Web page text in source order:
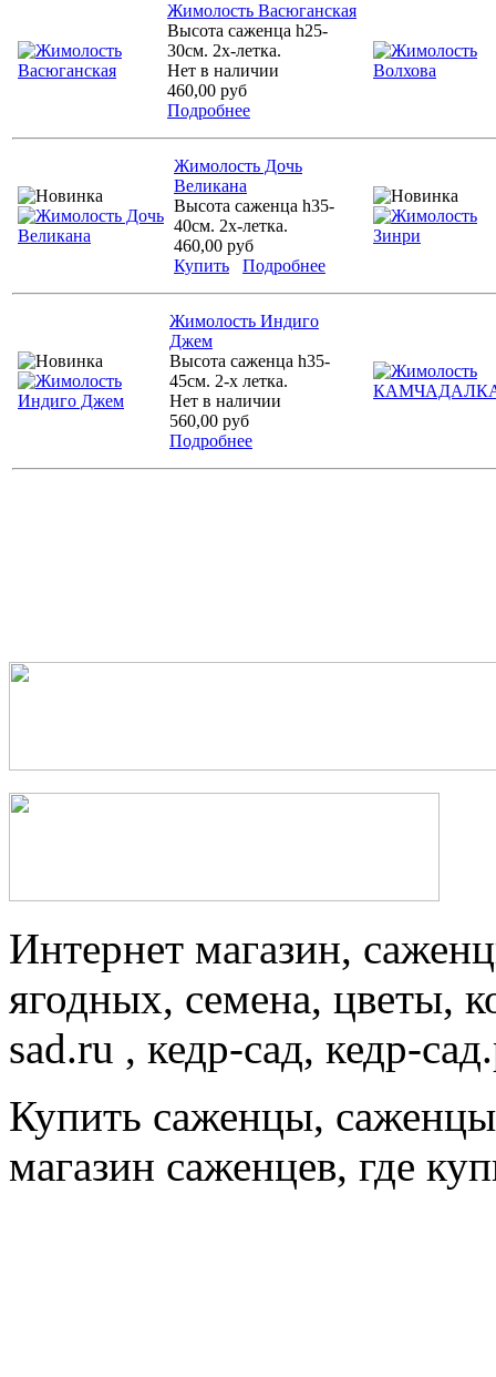
Жимолость Васюганская
Высота саженца h25-
30см. 2х-летка.
Нет в наличии
460,00 руб
Подробнее
Жимолость Дочь
Великана
Высота саженца h35-
40см. 2х-летка.
460,00 руб
Купить
Подробнее
Жимолость Индиго
Джем
Высота саженца h35-
45см. 2-х летка.
Нет в наличии
560,00 руб
Подробнее
Интернет магазин,
ягодных, семена, цветы,
sad.ru , кедр-сад, кедр-
Купить саженцы,
магазин саженцев, где